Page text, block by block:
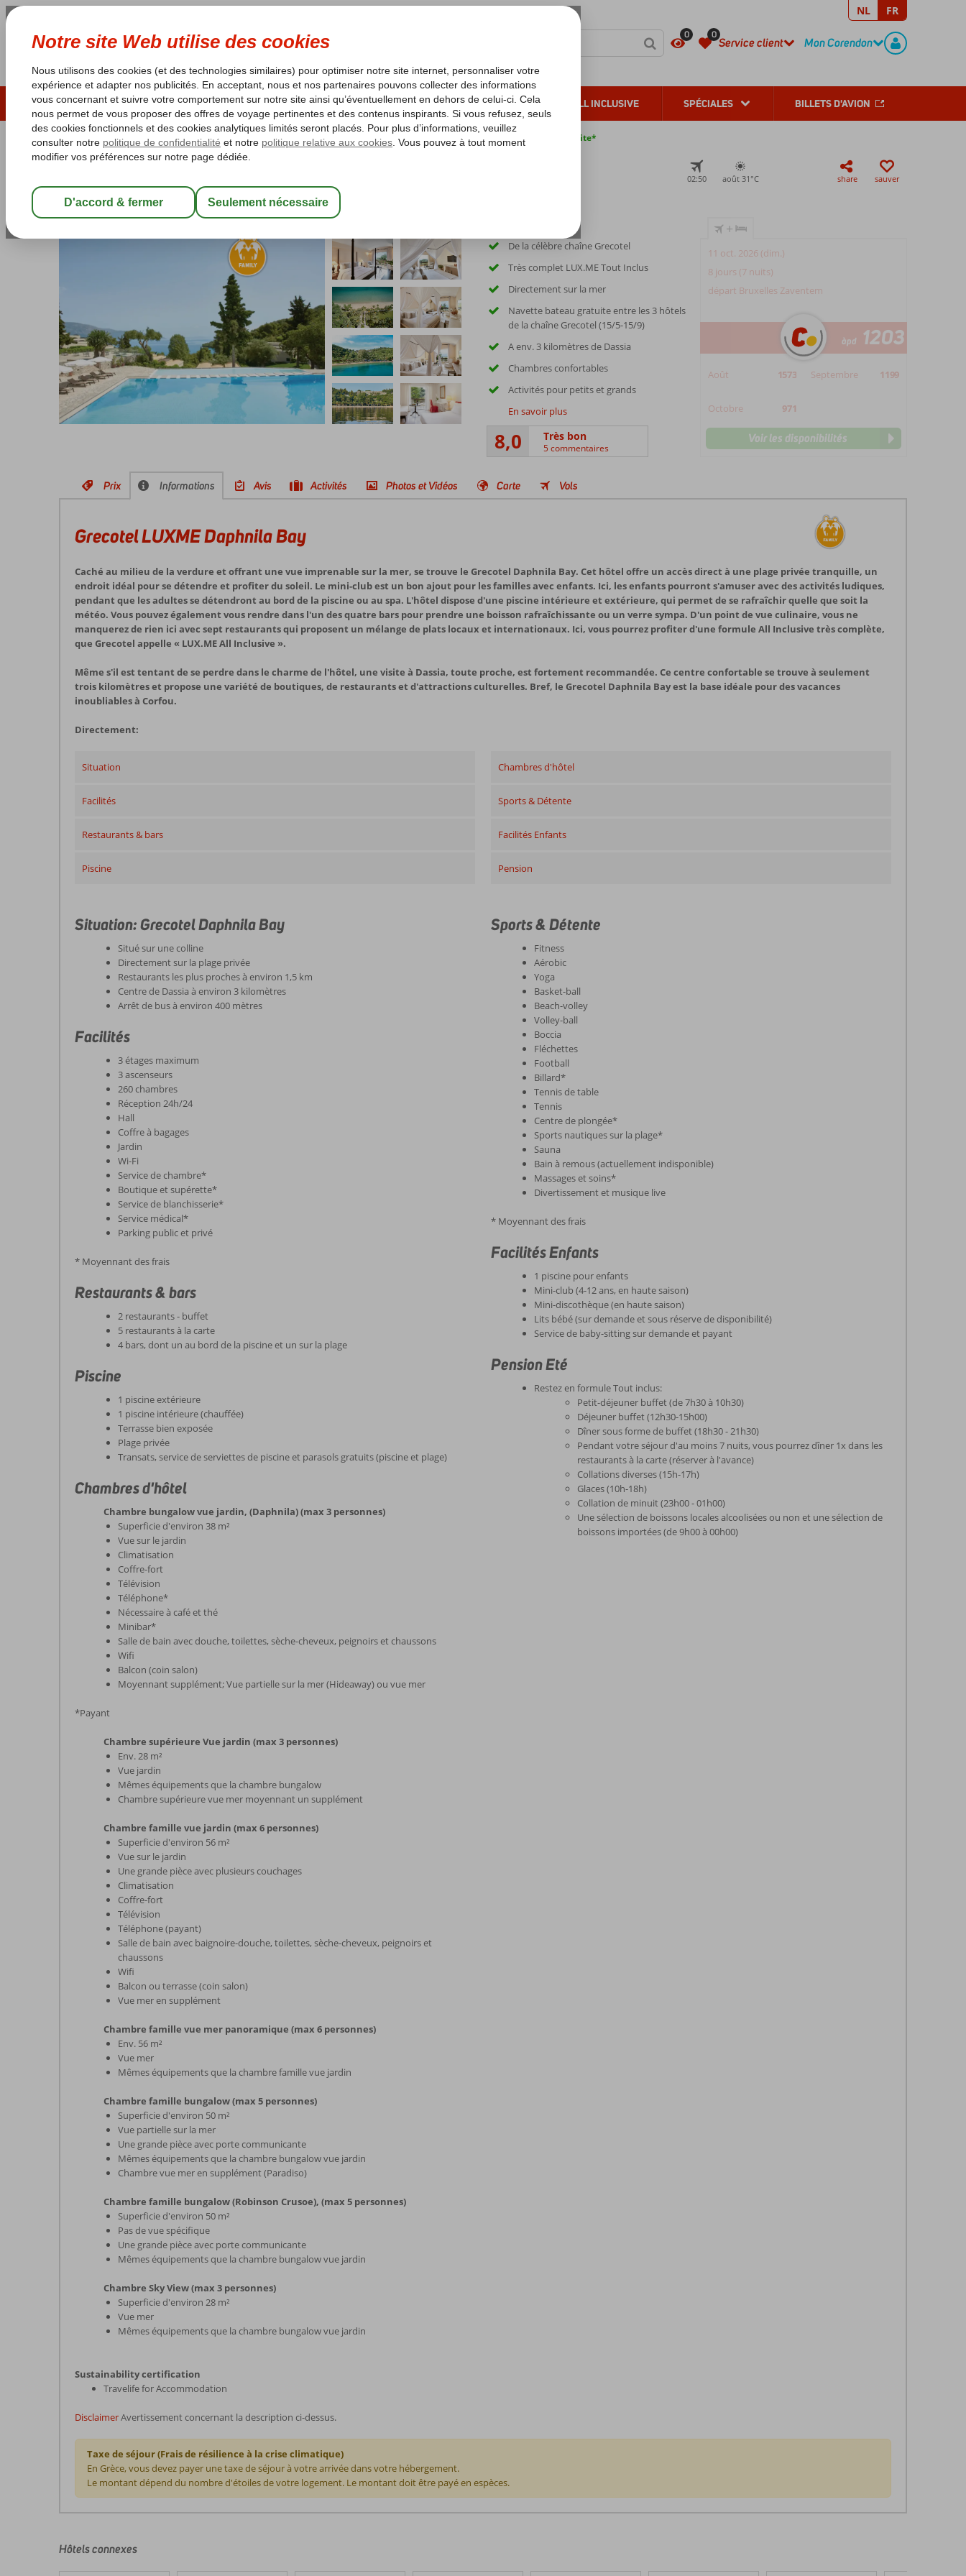
0 0
Service client
CONTACT
Mon Corendon
REGISTERNL FR
ÉTÉ 2026 LAST MINUTES SOLEIL D'HIVER VACANCES AU SOLEIL ALL INCLUSIVE SPÉCIALES BILLETS D'AVION
Les garanties de vacances Garantie du prix le plus bas* Pas de surcharge carburant Annulation gratuite*
Grecotel LUXME Daphnila Bay
02:50 août 31°C share sauver
De la célèbre chaîne Grecotel
Très complet LUX.ME Tout Inclus
Directement sur la mer
Navette bateau gratuite entre les 3 hôtels
de la chaîne Grecotel (15/5-15/9)
A env. 3 kilomètres de Dassia
Chambres confortables
Activités pour petits et grands
En savoir plus
8,0 Très bon
5 commentaires
+
11 oct. 2026 (dim.)
8 jours (7 nuits)
départ Bruxelles Zaventem
àpd 1203
Août 1573 Septembre 1199
Octobre 971
Voir les disponibilités
Prix Informations Avis Activités Photos et Vidéos Carte Vols
Grecotel LUXME Daphnila Bay
Caché au milieu de la verdure et offrant une vue imprenable sur la mer, se trouve le Grecotel Daphnila Bay. Cet hôtel offre un accès direct à une plage privée tranquille, un
endroit idéal pour se détendre et profiter du soleil. Le mini-club est un bon ajout pour les familles avec enfants. Ici, les enfants pourront s'amuser avec des activités ludiques,
pendant que les adultes se détendront au bord de la piscine ou au spa. L'hôtel dispose d'une piscine intérieure et extérieure, qui permet de se rafraîchir quelle que soit la
météo. Vous pouvez également vous rendre dans l'un des quatre bars pour prendre une boisson rafraîchissante ou un verre sympa. D'un point de vue culinaire, vous ne
manquerez de rien ici avec sept restaurants qui proposent un mélange de plats locaux et internationaux. Ici, vous pourrez profiter d'une formule All Inclusive très complète,
que Grecotel appelle « LUX.ME All Inclusive ».
Même s'il est tentant de se perdre dans le charme de l'hôtel, une visite à Dassia, toute proche, est fortement recommandée. Ce centre confortable se trouve à seulement
trois kilomètres et propose une variété de boutiques, de restaurants et d'attractions culturelles. Bref, le Grecotel Daphnila Bay est la base idéale pour des vacances
inoubliables à Corfou.
Directement:
Situation
Facilités
Restaurants & bars
Piscine
Chambres d'hôtel
Sports & Détente
Facilités Enfants
Pension
Situation: Grecotel Daphnila Bay
Situé sur une colline
Directement sur la plage privée
Restaurants les plus proches à environ 1,5 km
Centre de Dassia à environ 3 kilomètres
Arrêt de bus à environ 400 mètres
Facilités
3 étages maximum
3 ascenseurs
260 chambres
Réception 24h/24
Hall
Coffre à bagages
Jardin
Wi-Fi
Service de chambre*
Boutique et supérette*
Service de blanchisserie*
Service médical*
Parking public et privé
* Moyennant des frais
Restaurants & bars
2 restaurants - buffet
5 restaurants à la carte
4 bars, dont un au bord de la piscine et un sur la plage
Piscine
1 piscine extérieure
1 piscine intérieure (chauffée)
Terrasse bien exposée
Plage privée
Transats, service de serviettes de piscine et parasols gratuits (piscine et plage)
Chambres d'hôtel
Chambre bungalow vue jardin, (Daphnila) (max 3 personnes)
Superficie d'environ 38 m²
Vue sur le jardin
Climatisation
Coffre-fort
Télévision
Téléphone*
Nécessaire à café et thé
Minibar*
Salle de bain avec douche, toilettes, sèche-cheveux, peignoirs et chaussons
Wifi
Balcon (coin salon)
Moyennant supplément; Vue partielle sur la mer (Hideaway) ou vue mer
*Payant
Chambre supérieure Vue jardin (max 3 personnes)
Env. 28 m²
Vue jardin
Mêmes équipements que la chambre bungalow
Chambre supérieure vue mer moyennant un supplément
Chambre famille vue jardin (max 6 personnes)
Superficie d'environ 56 m²
Vue sur le jardin
Une grande pièce avec plusieurs couchages
Climatisation
Coffre-fort
Télévision
Téléphone (payant)
Salle de bain avec baignoire-douche, toilettes, sèche-cheveux, peignoirs et
chaussons
Wifi
Balcon ou terrasse (coin salon)
Vue mer en supplément
Chambre famille vue mer panoramique (max 6 personnes)
Env. 56 m²
Vue mer
Mêmes équipements que la chambre famille vue jardin
Chambre famille bungalow (max 5 personnes)
Superficie d'environ 50 m²
Vue partielle sur la mer
Une grande pièce avec porte communicante
Mêmes équipements que la chambre bungalow vue jardin
Chambre vue mer en supplément (Paradiso)
Chambre famille bungalow (Robinson Crusoe), (max 5 personnes)
Superficie d'environ 50 m²
Pas de vue spécifique
Une grande pièce avec porte communicante
Mêmes équipements que la chambre bungalow vue jardin
Chambre Sky View (max 3 personnes)
Superficie d'environ 28 m²
Vue mer
Mêmes équipements que la chambre bungalow vue jardin
Sports & Détente
Fitness
Aérobic
Yoga
Basket-ball
Beach-volley
Volley-ball
Boccia
Fléchettes
Football
Billard*
Tennis de table
Tennis
Centre de plongée*
Sports nautiques sur la plage*
Sauna
Bain à remous (actuellement indisponible)
Massages et soins*
Divertissement et musique live
* Moyennant des frais
Facilités Enfants
1 piscine pour enfants
Mini-club (4-12 ans, en haute saison)
Mini-discothèque (en haute saison)
Lits bébé (sur demande et sous réserve de disponibilité)
Service de baby-sitting sur demande et payant
Pension Eté
Restez en formule Tout inclus:
Petit-déjeuner buffet (de 7h30 à 10h30)
Déjeuner buffet (12h30-15h00)
Dîner sous forme de buffet (18h30 - 21h30)
Pendant votre séjour d'au moins 7 nuits, vous pourrez dîner 1x dans les
restaurants à la carte (réserver à l'avance)
Collations diverses (15h-17h)
Glaces (10h-18h)
Collation de minuit (23h00 - 01h00)
Une sélection de boissons locales alcoolisées ou non et une sélection de
boissons importées (de 9h00 à 00h00)
Sustainability certification
Travelife for Accommodation
DisclaimerAvertissement concernant la description ci-dessus.
Taxe de séjour (Frais de résilience à la crise climatique)
En Grèce, vous devez payer une taxe de séjour à votre arrivée dans votre hébergement.
Le montant dépend du nombre d'étoiles de votre logement. Le montant doit être payé en espèces.
écrits
Hôtels connexes